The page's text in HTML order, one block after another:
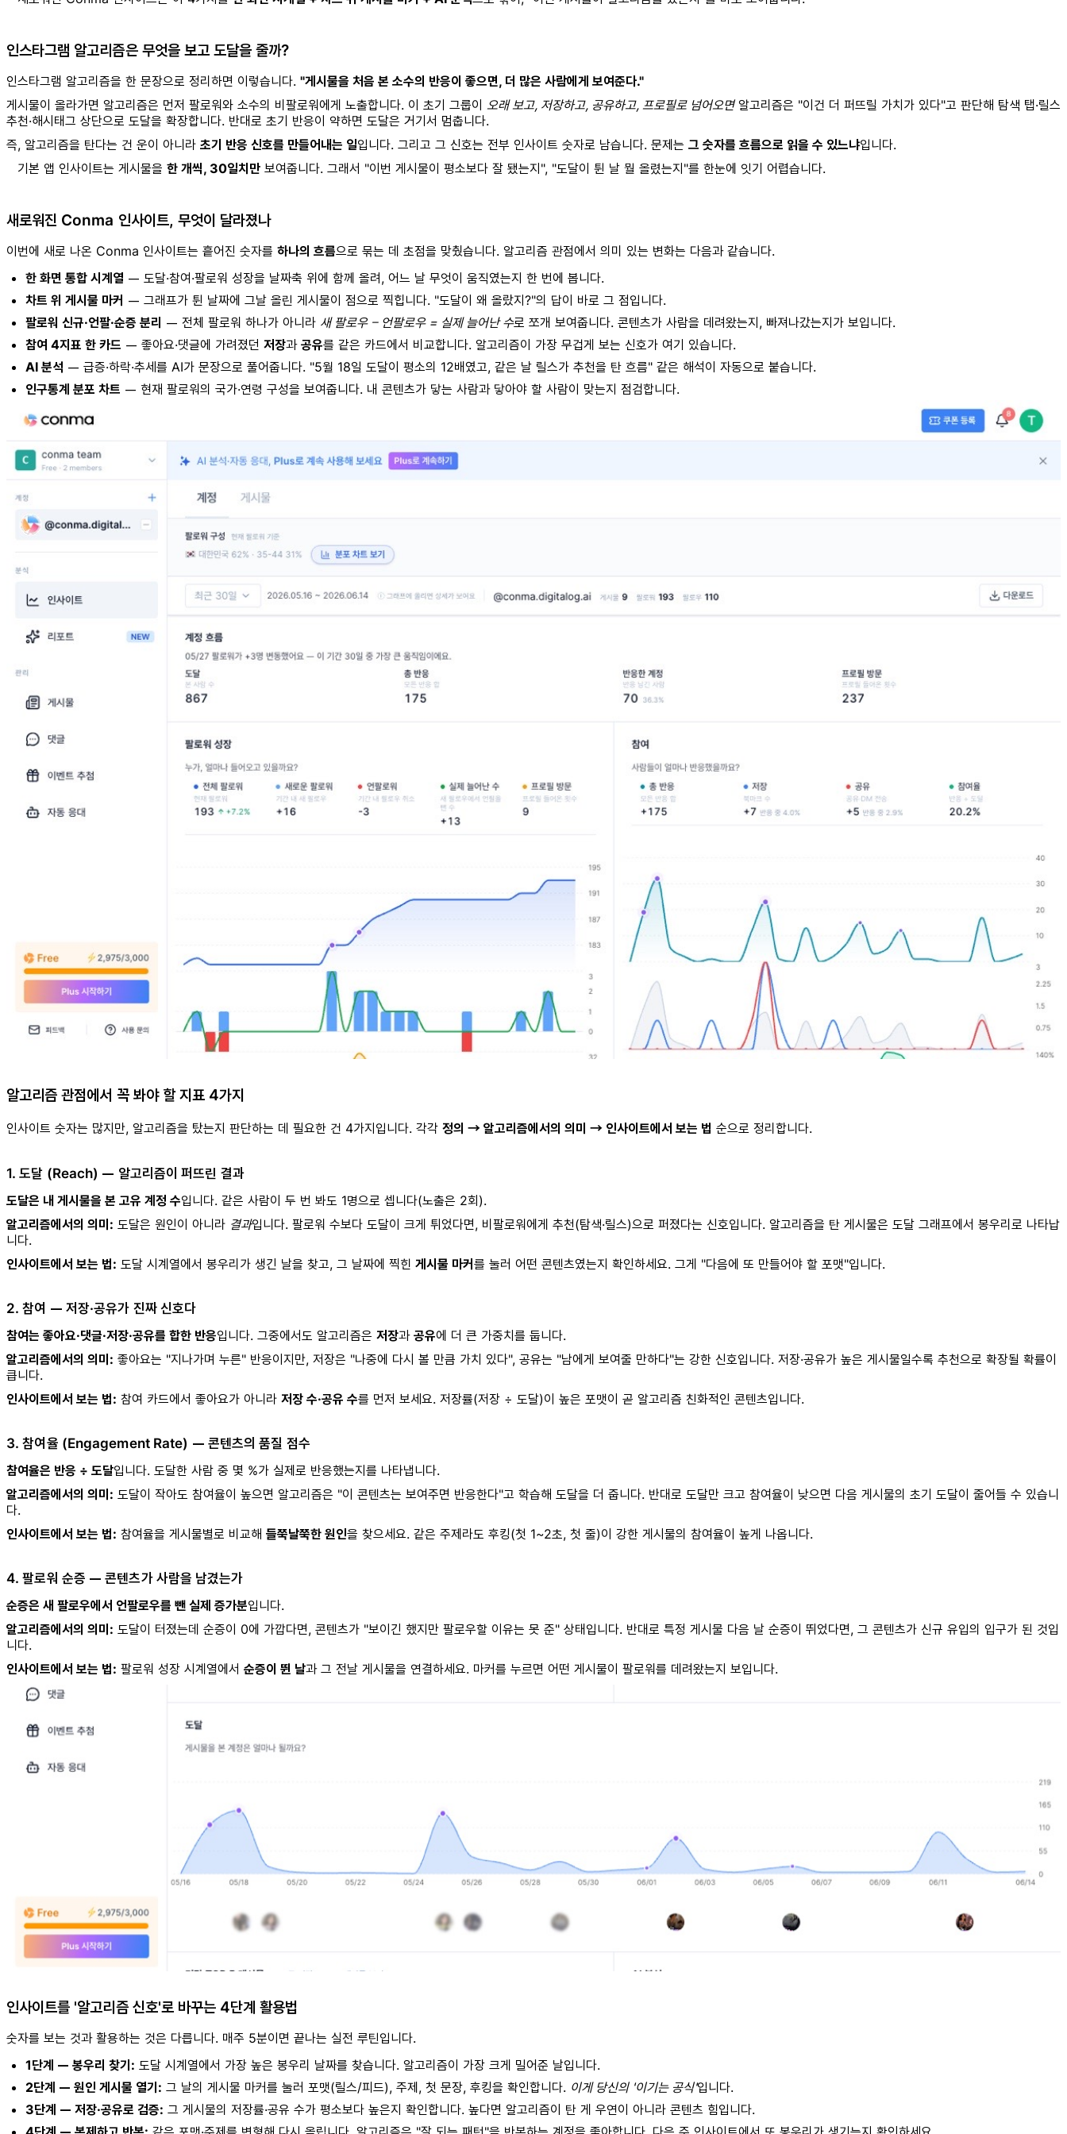
인스타그램 알고리즘은 무엇을 보고 도달을 줄까?
인스타그램 알고리즘을 한 문장으로 정리하면 이렇습니다. "게시물을 처음 본 소수의 반응이 좋으면, 더 많은 사람에게 보여준다."
게시물이 올라가면 알고리즘은 먼저 팔로워와 소수의 비팔로워에게 노출합니다. 이 초기 그룹이 오래 보고, 저장하고, 공유하고, 프로필로 넘어오면알고리즘은 "이건 더 퍼뜨릴 가치가 있다"고 판단해 탐색 탭·릴스
추천·해시태그 상단으로 도달을 확장합니다. 반대로 초기 반응이 약하면 도달은 거기서 멈춥니다.
즉, 알고리즘을 탄다는 건 운이 아니라 초기 반응 신호를 만들어내는 일입니다. 그리고 그 신호는 전부 인사이트 숫자로 남습니다. 문제는 그 숫자를 흐름으로 읽을 수 있느냐입니다.
기본 앱 인사이트는 게시물을 한 개씩, 30일치만 보여줍니다. 그래서 "이번 게시물이 평소보다 잘 됐는지", "도달이 튄 날 뭘 올렸는지"를 한눈에 잇기 어렵습니다.
새로워진 Conma 인사이트, 무엇이 달라졌나
이번에 새로 나온 Conma 인사이트는 흩어진 숫자를 하나의 흐름으로 묶는 데 초점을 맞췄습니다. 알고리즘 관점에서 의미 있는 변화는 다음과 같습니다.
한 화면 통합 시계열 — 도달·참여·팔로워 성장을 날짜축 위에 함께 올려, 어느 날 무엇이 움직였는지 한 번에 봅니다.
차트 위 게시물 마커 — 그래프가 튄 날짜에 그날 올린 게시물이 점으로 찍힙니다. "도달이 왜 올랐지?"의 답이 바로 그 점입니다.
팔로워 신규·언팔·순증 분리 — 전체 팔로워 하나가 아니라 새 팔로우 − 언팔로우 = 실제 늘어난 수로 쪼개 보여줍니다. 콘텐츠가 사람을 데려왔는지, 빠져나갔는지가 보입니다.
참여 4지표 한 카드 — 좋아요·댓글에 가려졌던 저장과 공유를 같은 카드에서 비교합니다. 알고리즘이 가장 무겁게 보는 신호가 여기 있습니다.
AI 분석 — 급증·하락·추세를 AI가 문장으로 풀어줍니다. "5월 18일 도달이 평소의 12배였고, 같은 날 릴스가 추천을 탄 흐름" 같은 해석이 자동으로 붙습니다.
인구통계 분포 차트 — 현재 팔로워의 국가·연령 구성을 보여줍니다. 내 콘텐츠가 닿는 사람과 닿아야 할 사람이 맞는지 점검합니다.
알고리즘 관점에서 꼭 봐야 할 지표 4가지
인사이트 숫자는 많지만, 알고리즘을 탔는지 판단하는 데 필요한 건 4가지입니다. 각각 정의 → 알고리즘에서의 의미 → 인사이트에서 보는 법 순으로 정리합니다.
1. 도달 (Reach) — 알고리즘이 퍼뜨린 결과
도달은 내 게시물을 본 고유 계정 수입니다. 같은 사람이 두 번 봐도 1명으로 셉니다(노출은 2회).
알고리즘에서의 의미: 도달은 원인이 아니라 결과입니다. 팔로워 수보다 도달이 크게 튀었다면, 비팔로워에게 추천(탐색·릴스)으로 퍼졌다는 신호입니다. 알고리즘을 탄 게시물은 도달 그래프에서 봉우리로 나타납
니다.
인사이트에서 보는 법: 도달 시계열에서 봉우리가 생긴 날을 찾고, 그 날짜에 찍힌 게시물 마커를 눌러 어떤 콘텐츠였는지 확인하세요. 그게 "다음에 또 만들어야 할 포맷"입니다.
2. 참여 — 저장·공유가 진짜 신호다
참여는 좋아요·댓글·저장·공유를 합한 반응입니다. 그중에서도 알고리즘은 저장과 공유에 더 큰 가중치를 둡니다.
알고리즘에서의 의미: 좋아요는 "지나가며 누른" 반응이지만, 저장은 "나중에 다시 볼 만큼 가치 있다", 공유는 "남에게 보여줄 만하다"는 강한 신호입니다. 저장·공유가 높은 게시물일수록 추천으로 확장될 확률이
큽니다.
인사이트에서 보는 법: 참여 카드에서 좋아요가 아니라 저장 수·공유 수를 먼저 보세요. 저장률(저장 ÷ 도달)이 높은 포맷이 곧 알고리즘 친화적인 콘텐츠입니다.
3. 참여율 (Engagement Rate) — 콘텐츠의 품질 점수
참여율은 반응 ÷ 도달입니다. 도달한 사람 중 몇 %가 실제로 반응했는지를 나타냅니다.
알고리즘에서의 의미: 도달이 작아도 참여율이 높으면 알고리즘은 "이 콘텐츠는 보여주면 반응한다"고 학습해 도달을 더 줍니다. 반대로 도달만 크고 참여율이 낮으면 다음 게시물의 초기 도달이 줄어들 수 있습니
다.
인사이트에서 보는 법: 참여율을 게시물별로 비교해 들쭉날쭉한 원인을 찾으세요. 같은 주제라도 후킹(첫 1~2초, 첫 줄)이 강한 게시물의 참여율이 높게 나옵니다.
4. 팔로워 순증 — 콘텐츠가 사람을 남겼는가
순증은 새 팔로우에서 언팔로우를 뺀 실제 증가분입니다.
알고리즘에서의 의미: 도달이 터졌는데 순증이 0에 가깝다면, 콘텐츠가 "보이긴 했지만 팔로우할 이유는 못 준" 상태입니다. 반대로 특정 게시물 다음 날 순증이 뛰었다면, 그 콘텐츠가 신규 유입의 입구가 된 것입
니다.
인사이트에서 보는 법: 팔로워 성장 시계열에서 순증이 뛴 날과 그 전날 게시물을 연결하세요. 마커를 누르면 어떤 게시물이 팔로워를 데려왔는지 보입니다.
인사이트를 '알고리즘 신호'로 바꾸는 4단계 활용법
숫자를 보는 것과 활용하는 것은 다릅니다. 매주 5분이면 끝나는 실전 루틴입니다.
1단계 — 봉우리 찾기: 도달 시계열에서 가장 높은 봉우리 날짜를 찾습니다. 알고리즘이 가장 크게 밀어준 날입니다.
2단계 — 원인 게시물 열기: 그 날의 게시물 마커를 눌러 포맷(릴스/피드), 주제, 첫 문장, 후킹을 확인합니다. 이게 당신의 '이기는 공식'입니다.
3단계 — 저장·공유로 검증: 그 게시물의 저장률·공유 수가 평소보다 높은지 확인합니다. 높다면 알고리즘이 탄 게 우연이 아니라 콘텐츠 힘입니다.